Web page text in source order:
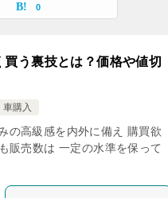
0
う裏技とは？価格や値切
車購入
の高級感を内外に備え 購買欲
販売数は 一定の水準を保って